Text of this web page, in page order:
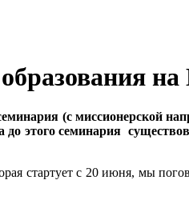
на
(с миссионерской
этого семинария
стартует с 20 июня, мы